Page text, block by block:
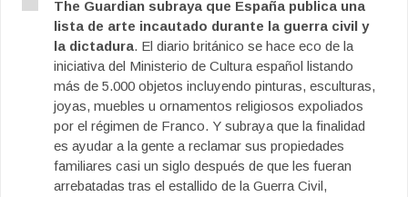
The Guardian subraya que España publica una
lista de arte incautado durante la guerra civil y
la dictadura. El diario británico se hace eco de la
iniciativa del Ministerio de Cultura español listando
más de 5.000 objetos incluyendo pinturas, esculturas,
joyas, muebles u ornamentos religiosos expoliados
por el régimen de Franco. Y subraya que la finalidad
es ayudar a la gente a reclamar sus propiedades
familiares casi un siglo después de que les fueran
arrebatadas tras el estallido de la Guerra Civil,